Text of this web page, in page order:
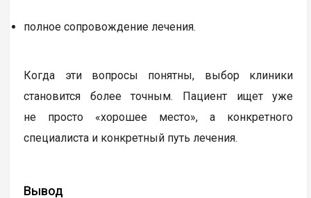
полное сопровождение лечения.
Когда эти вопросы понятны, выбор клиники
становится более точным. Пациент ищет уже
не просто «хорошее место», а конкретного
специалиста и конкретный путь лечения.
Вывод